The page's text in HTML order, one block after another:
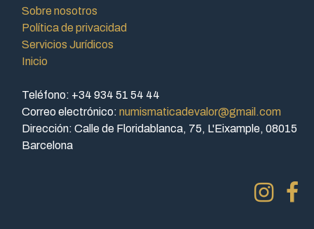
Sobre nosotros
Política de privacidad
Servicios Jurídicos
Inicio
Teléfono: +34 934 51 54 44
Correo electrónico: numismaticadevalor@gmail.com
Dirección: Calle de Floridablanca, 75, L'Eixample, 08015
Barcelona